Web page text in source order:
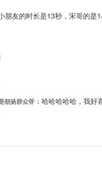
友的时长是13秒，宋哥的是
朝扬群众呀 ：哈哈哈哈哈，我好